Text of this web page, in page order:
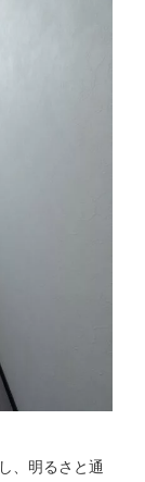
、明るさと通